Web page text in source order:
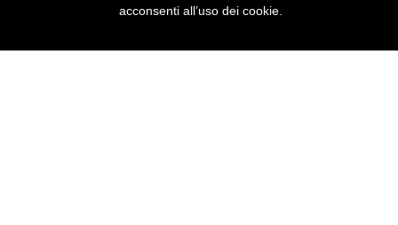
Articolo tratto daNoema - Tecnologie e società
acconsenti all’uso dei cookie.